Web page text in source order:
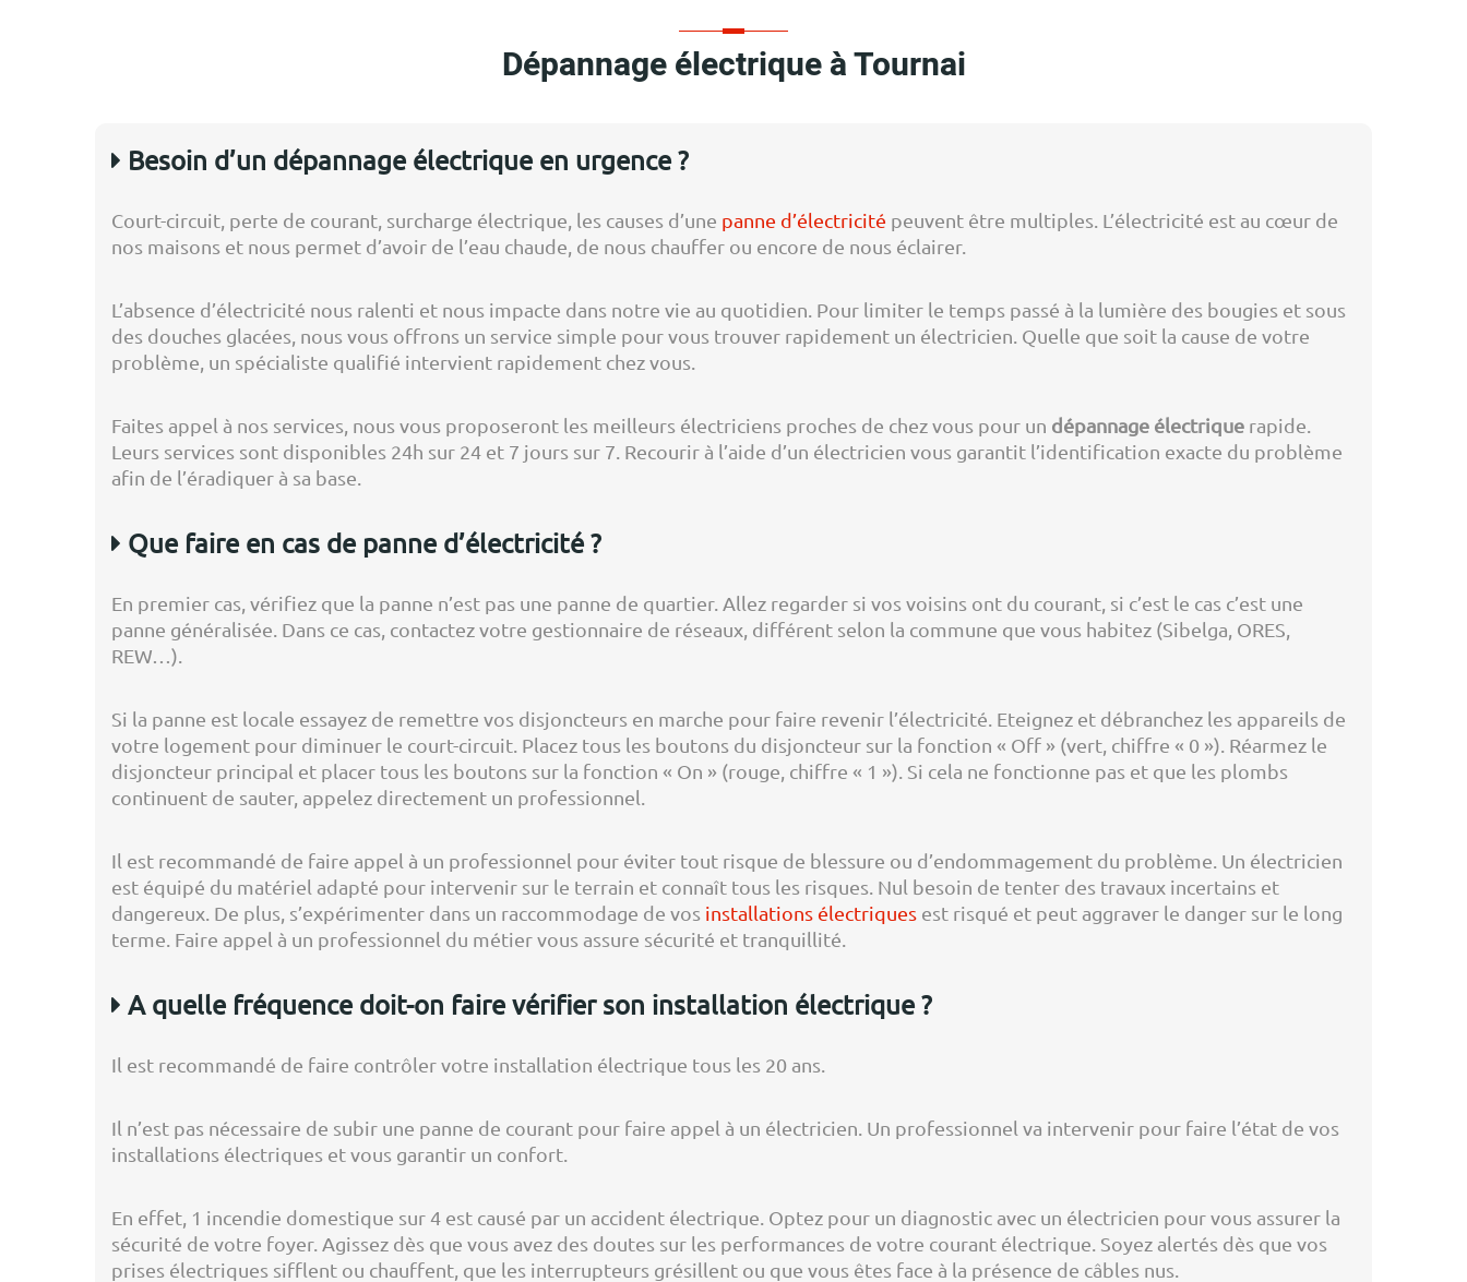
Dépannage électrique à Tournai
Besoin d’un dépannage électrique en urgence ?
Court-circuit, perte de courant, surcharge électrique, les causes d’une panne d’électricité peuvent être multiples. L’électricité est au cœur de
nos maisons et nous permet d’avoir de l’eau chaude, de nous chauffer ou encore de nous éclairer.
L’absence d’électricité nous ralenti et nous impacte dans notre vie au quotidien. Pour limiter le temps passé à la lumière des bougies et sous
des douches glacées, nous vous offrons un service simple pour vous trouver rapidement un électricien. Quelle que soit la cause de votre
problème, un spécialiste qualifié intervient rapidement chez vous.
Faites appel à nos services, nous vous proposeront les meilleurs électriciens proches de chez vous pour un dépannage électrique rapide.
Leurs services sont disponibles 24h sur 24 et 7 jours sur 7. Recourir à l’aide d’un électricien vous garantit l’identification exacte du problème
afin de l’éradiquer à sa base.
Que faire en cas de panne d’électricité ?
En premier cas, vérifiez que la panne n’est pas une panne de quartier. Allez regarder si vos voisins ont du courant, si c’est le cas c’est une
panne généralisée. Dans ce cas, contactez votre gestionnaire de réseaux, différent selon la commune que vous habitez (Sibelga, ORES,
REW…).
Si la panne est locale essayez de remettre vos disjoncteurs en marche pour faire revenir l’électricité. Eteignez et débranchez les appareils de
votre logement pour diminuer le court-circuit. Placez tous les boutons du disjoncteur sur la fonction « Off » (vert, chiffre « 0 »). Réarmez le
disjoncteur principal et placer tous les boutons sur la fonction « On » (rouge, chiffre « 1 »). Si cela ne fonctionne pas et que les plombs
continuent de sauter, appelez directement un professionnel.
Il est recommandé de faire appel à un professionnel pour éviter tout risque de blessure ou d’endommagement du problème. Un électricien
est équipé du matériel adapté pour intervenir sur le terrain et connaît tous les risques. Nul besoin de tenter des travaux incertains et
dangereux. De plus, s’expérimenter dans un raccommodage de vos installations électriques est risqué et peut aggraver le danger sur le long
terme. Faire appel à un professionnel du métier vous assure sécurité et tranquillité.
A quelle fréquence doit-on faire vérifier son installation électrique ?
Il est recommandé de faire contrôler votre installation électrique tous les 20 ans.
Il n’est pas nécessaire de subir une panne de courant pour faire appel à un électricien. Un professionnel va intervenir pour faire l’état de vos
installations électriques et vous garantir un confort.
En effet, 1 incendie domestique sur 4 est causé par un accident électrique. Optez pour un diagnostic avec un électricien pour vous assurer la
sécurité de votre foyer. Agissez dès que vous avez des doutes sur les performances de votre courant électrique. Soyez alertés dès que vos
prises électriques sifflent ou chauffent, que les interrupteurs grésillent ou que vous êtes face à la présence de câbles nus.